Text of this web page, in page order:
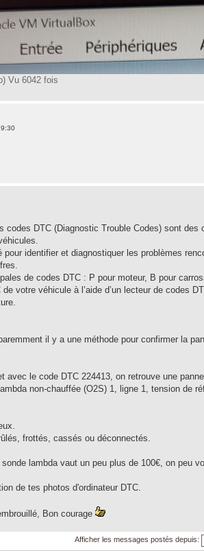
Vu 6042 fois
codes DTC (Diagnostic Trouble Codes) sont
pour identifier et diagnostiquer les problèmes
de codes DTC : P pour moteur, B pour
votre véhicule à l’aide d’un lecteur de codes
il y a une méthode pour confirmer la
avec le code DTC 224413, on retrouve une
non-chauffée (O2S) 1, ligne 1, tension de
frottés, cassés ou déconnectés.
lambda vaut un peu plus de 100€, on peu
de tes photos d'ordinateur DTC.
Bon courage
Afficher les messages postés depuis: